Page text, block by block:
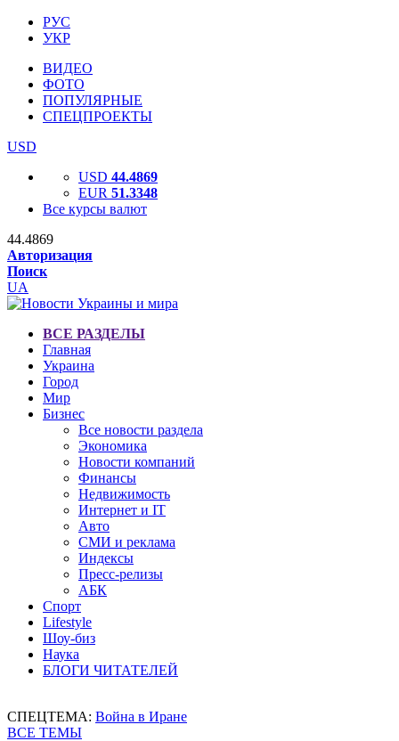
РУС
УКР
ВИДЕО
ФОТО
ПОПУЛЯРНЫЕ
СПЕЦПРОЕКТЫ
USD
USD 44.4869
EUR 51.3348
Все курсы валют
44.4869
Авторизация
Поиск
UA
ВСЕ РАЗДЕЛЫ
Главная
Украина
Город
Мир
Бизнес
Все новости раздела
Экономика
Новости компаний
Финансы
Недвижимость
Интернет и IT
Авто
СМИ и реклама
Индексы
Пресс-релизы
АБК
Спорт
Lifestyle
Шоу-биз
Наука
БЛОГИ ЧИТАТЕЛЕЙ
СПЕЦТЕМА: Война в Иране
ВСЕ ТЕМЫ